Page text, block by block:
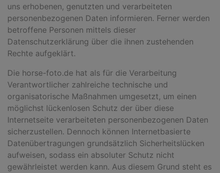
uns erhobenen, genutzten und verarbeiteten
personenbezogenen Daten informieren. Ferner werden
betroffene Personen mittels dieser
Datenschutzerklärung über die ihnen zustehenden
Rechte aufgeklärt.
Die horse-foto.de hat als für die Verarbeitung
Verantwortlicher zahlreiche technische und
organisatorische Maßnahmen umgesetzt, um einen
möglichst lückenlosen Schutz der über diese
Internetseite verarbeiteten personenbezogenen Daten
sicherzustellen. Dennoch können Internetbasierte
Datenübertragungen grundsätzlich Sicherheitslücken
aufweisen, sodass ein absoluter Schutz nicht
gewährleistet werden kann. Aus diesem Grund steht es